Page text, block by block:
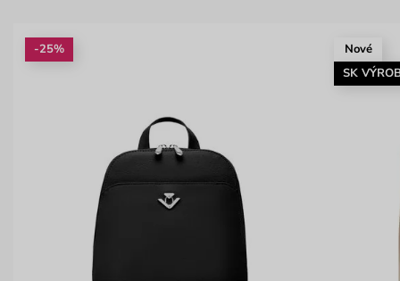
-25%
Nové
SK